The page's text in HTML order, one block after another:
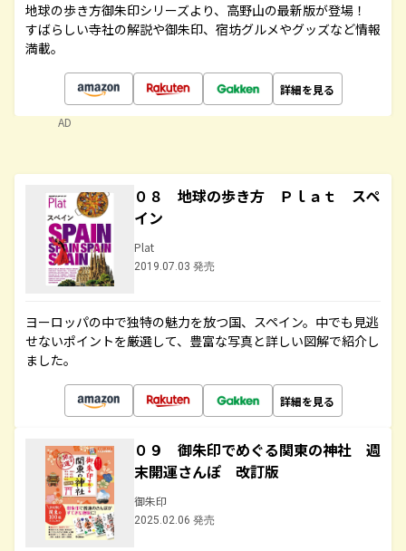
地球の歩き方御朱印シリーズより、高野山の最新版が登場！
すばらしい寺社の解説や御朱印、宿坊グルメやグッズなど情報
満載。
詳細を見る
AD
０８ 地球の歩き方 Ｐｌａｔ スペ
イン
Plat
2019.07.03 発売
ヨーロッパの中で独特の魅力を放つ国、スペイン。中でも見逃
せないポイントを厳選して、豊富な写真と詳しい図解で紹介し
ました。
詳細を見る
０９ 御朱印でめぐる関東の神社 週
末開運さんぽ 改訂版
御朱印
2025.02.06 発売